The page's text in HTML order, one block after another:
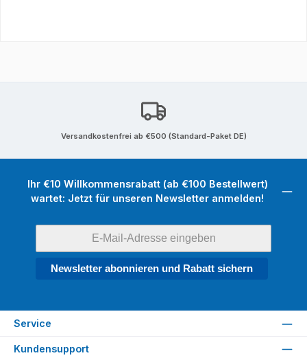
Versandkostenfrei ab €500 (Standard-Paket DE)
Ihr €10 Willkommensrabatt (ab €100 Bestellwert)
wartet: Jetzt für unseren Newsletter anmelden!
Newsletter abonnieren und Rabatt sichern
Service
Kundensupport